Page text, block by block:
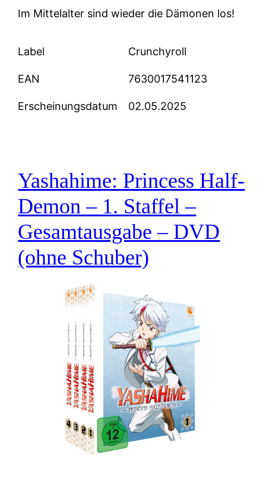
Im Mittelalter sind wieder die Dämonen los!
Label Crunchyroll
EAN 7630017541123
Erscheinungsdatum 02.05.2025
Yashahime: Princess Half-
Demon – 1. Staffel –
Gesamtausgabe – DVD
(ohne Schuber)